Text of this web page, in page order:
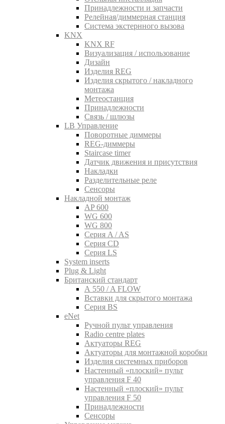
Принадлежности и запчасти
Релейная/диммерная станция
Система экстернного вызова
KNX
KNX RF
Визуализация / использование
Дизайн
Изделия REG
Изделия скрытого / накладного
монтажа
Метеостанция
Принадлежности
Связь / шлюзы
LB Управление
Поворотные диммеры
REG-диммеры
Staircase timer
Датчик движения и присутствия
Накладки
Разделительные реле
Сенсоры
Накладной монтаж
AP 600
WG 600
WG 800
Серия A / AS
Серия CD
Серия LS
System inserts
Plug & Light
Британский стандарт
A 550 / A FLOW
Вставки для скрытого монтажа
Серия BS
eNet
Pучной пульт управления
Radio centre plates
Актуаторы REG
Актуаторы для монтажной коробки
Изделия системных приборов
Настенный «плоский» пульт
управления F 40
Настенный «плоский» пульт
управления F 50
Принадлежности
Сенсоры